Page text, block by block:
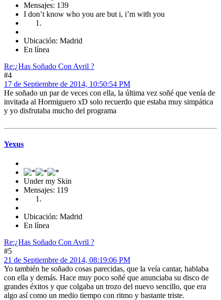
Mensajes: 139
I don’t know who you are but i, i’m with you
Ubicación: Madrid
En línea
Re:¿Has Soñado Con Avril ?
#4
17 de Septiembre de 2014, 10:50:54 PM
He soñado un par de veces con ella, la última vez soñé que venía de
invitada al Hormiguero xD solo recuerdo que estaba muy simpática
y yo disfrutaba mucho del programa
Yexus
Under my Skin
Mensajes: 119
Ubicación: Madrid
En línea
Re:¿Has Soñado Con Avril ?
#5
21 de Septiembre de 2014, 08:19:06 PM
Yo también he soñado cosas parecidas, que la veía cantar, hablaba
con ella y demás. Hace muy poco soñé que anunciaba su disco de
grandes éxitos y que colgaba un trozo del nuevo sencillo, que era
algo así como un medio tiempo con ritmo y bastante triste.